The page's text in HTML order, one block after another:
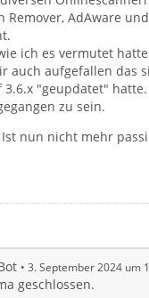
Remover, AdAware
ich es vermutet
auch aufgefallen das
3.6.x "geupdatet"
zu sein.
nun nicht mehr
3. September 2024 um
geschlossen.